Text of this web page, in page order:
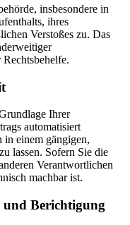
insbesondere in
ihres
Verstoßes zu. Das
Ihrer
automatisiert
in einem gängigen,
lassen. Sofern Sie die
Verantwortlichen
machbar ist.
Berichtigung